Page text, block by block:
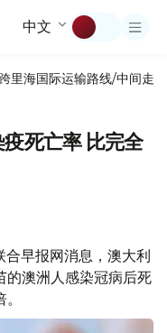
中文
里海国际运输路线/中间走廊
死亡率 比完全
早报网消息，澳大利
的澳洲人感染冠病后死